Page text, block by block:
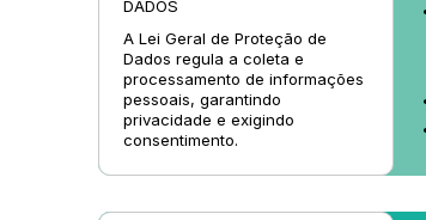
A Lei Geral de Proteção de
Dados regula a coleta e
processamento de informações
pessoais, garantindo
privacidade e exigindo
consentimento.